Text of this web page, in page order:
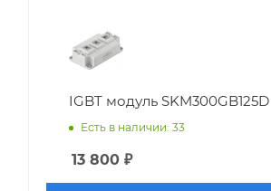
IGBT модуль SKM300GB125D
Есть в наличии: 33
13 800 ₽